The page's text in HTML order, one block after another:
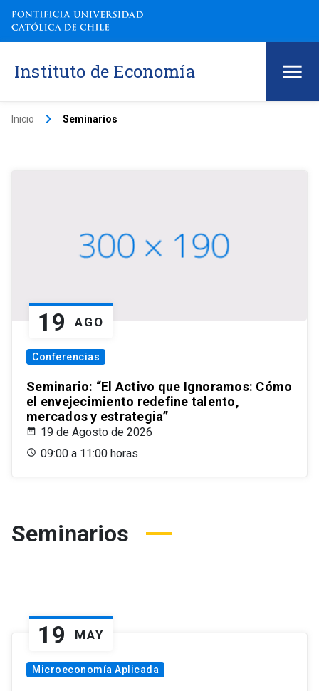
Instituto de Economía
Inicio keyboard_arrow_right Seminarios
19 AGO
Conferencias
Seminario: “El Activo que Ignoramos: Cómo
el envejecimiento redefine talento,
mercados y estrategia”
19 de Agosto de 2026
09:00 a 11:00 horas
Seminarios
19 MAY
Microeconomía Aplicada